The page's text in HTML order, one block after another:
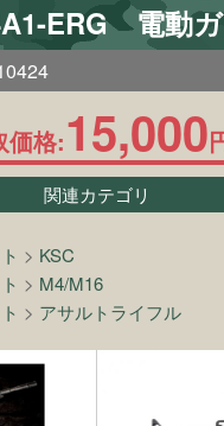
ERG 電動
価格:15,000
関連カテゴリ
> KSC
> M4/M16
> アサルトライフル